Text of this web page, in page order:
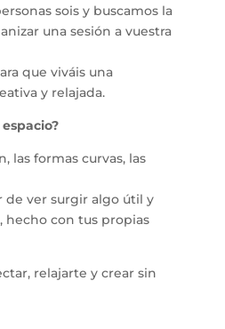
sois y buscamos la
una sesión a vuestra
que viváis una
y relajada.
las formas curvas, las
de ver surgir algo útil y
hecho con tus propias
relajarte y crear sin